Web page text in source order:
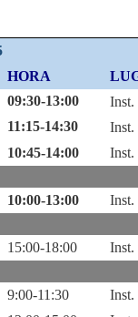
HORA
09:30-13:00
11:15-14:30
10:45-14:00 Inst.
10:00-13:00 Inst.
15:00-18:00 Inst.
9:00-11:30
Inst.